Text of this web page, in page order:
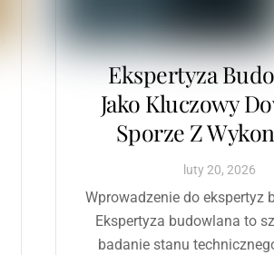
Ekspertyza
Jako Kluczowy
Sporze Z
luty20, 2026
Wprowadzenie do ekspertyz
Ekspertyza budowlana to
badanie stanu